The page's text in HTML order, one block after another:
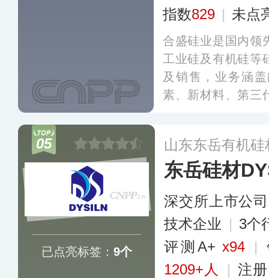
指数829 | 未点
合盛硅业是国内领
工业硅及有机硅等
及销售，业务涵
素、新材料、第三
等，产品广泛用于
汽车制造等领域，
05
已点亮标签： 9个
山东东岳有机
东岳硅材
深交所上市公司
技术企业 | 3个
评测A+x94 |
1209+人
| 注